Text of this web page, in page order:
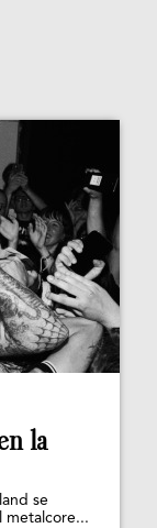
la
se
metalcore...